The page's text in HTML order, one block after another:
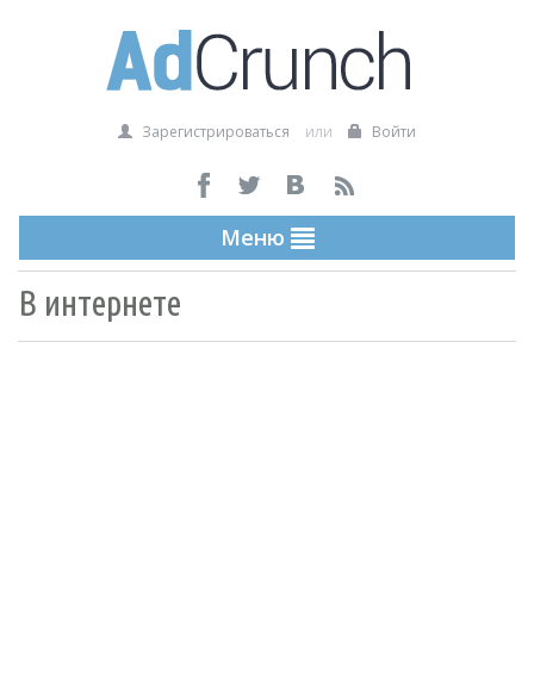
Зарегистрироваться или Войти
Меню
В интернете